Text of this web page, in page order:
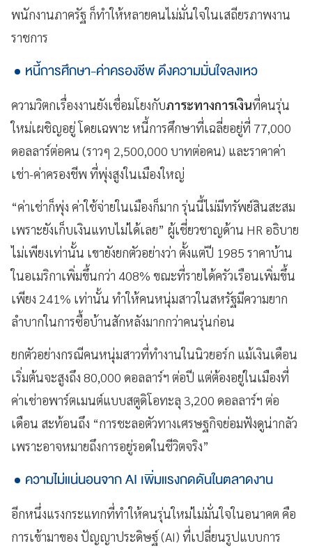
พนักงานภาครัฐ ก็ทำให้หลายคนไม่มั่นใจในเสถียรภาพงาน
ราชการ
หนี้การศึกษา-ค่าครองชีพ ดึงความมั่นใจลงเหว
ความวิตกเรื่องงานยังเชื่อมโยงกับภาระทางการเงินที่คนรุ่น
ใหม่เผชิญอยู่ โดยเฉพาะ หนี้การศึกษาที่เฉลี่ยอยู่ที่ 77,000
ดอลลาร์ต่อคน (ราวๆ 2,500,000 บาทต่อคน) และราคาค่า
เช่า-ค่าครองชีพ ที่พุ่งสูงในเมืองใหญ่
“ค่าเช่าก็พุ่ง ค่าใช้จ่ายในเมืองก็มาก รุ่นนี้ไม่มีทรัพย์สินสะสม
เพราะยังเก็บเงินแทบไม่ได้เลย” ผู้เชี่ยวชาญด้าน HR อธิบาย
ไม่เพียงเท่านั้น เขายังยกตัวอย่างว่า ตั้งแต่ปี 1985 ราคาบ้าน
ในอเมริกาเพิ่มขึ้นกว่า 408% ขณะที่รายได้ครัวเรือนเพิ่มขึ้น
เพียง 241% เท่านั้น ทำให้คนหนุ่มสาวในสหรัฐมีความยาก
ลำบากในการซื้อบ้านสักหลังมากกว่าคนรุ่นก่อน
ยกตัวอย่างกรณีคนหนุ่มสาวที่ทำงานในนิวยอร์ก แม้เงินเดือน
เริ่มต้นจะสูงถึง 80,000 ดอลลาร์ฯ ต่อปี แต่ต้องอยู่ในเมืองที่
ค่าเช่าอพาร์ตเมนต์แบบสตูดิโอทะลุ 3,200 ดอลลาร์ฯ ต่อ
เดือน สะท้อนถึง “การชะลอตัวทางเศรษฐกิจย่อมฟังดูน่ากลัว
เพราะอาจหมายถึงการอยู่รอดในชีวิตจริง”
ความไม่แน่นอนจาก AI เพิ่มแรงกดดันในตลาดงาน
อีกหนึ่งแรงกระแทกที่ทำให้คนรุ่นใหม่ไม่มั่นใจในอนาคต คือ
การเข้ามาของ ปัญญาประดิษฐ์ (AI) ที่เปลี่ยนรูปแบบการ